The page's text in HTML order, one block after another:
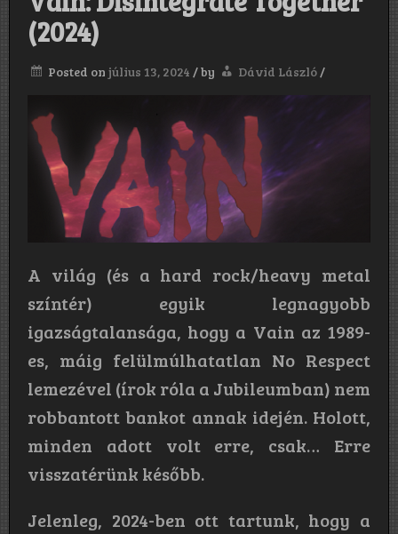
(2024)
Posted on július 13, 2024 /by Dávid László/
A világ (és a hard rock/heavy metal
színtér) egyik legnagyobb
igazságtalansága, hogy a Vain az 1989-
es, máig felülmúlhatatlan No Respect
lemezével (írok róla a Jubileumban) nem
robbantott bankot annak idején. Holott,
minden adott volt erre, csak… Erre
visszatérünk később.
Jelenleg, 2024-ben ott tartunk, hogy a